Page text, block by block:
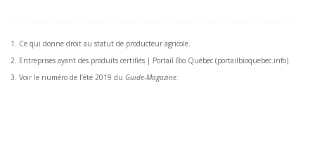
1. Ce qui donne droit au statut de producteur agricole.
2. Entreprises ayant des produits certifiés | Portail Bio Québec (portailbioquebec.info).
3. Voir le numéro de l’été 2019 du Guide-Magazine.